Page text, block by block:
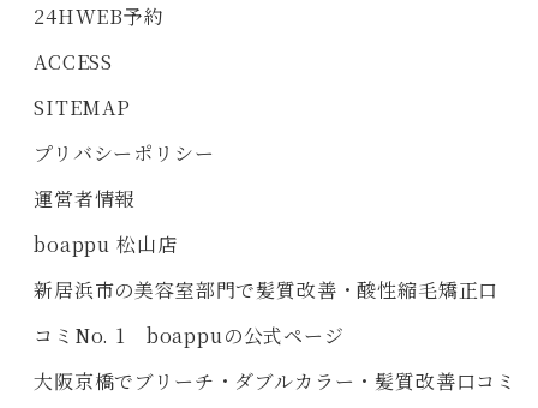
24HWEB予約
ACCESS
SITEMAP
プリバシーポリシー
運営者情報
boappu 松山店
新居浜市の美容室部門で髪質改善・酸性縮毛矯正口
コミNo. 1 boappuの公式ページ
大阪京橋でブリーチ・ダブルカラー・髪質改善口コミ